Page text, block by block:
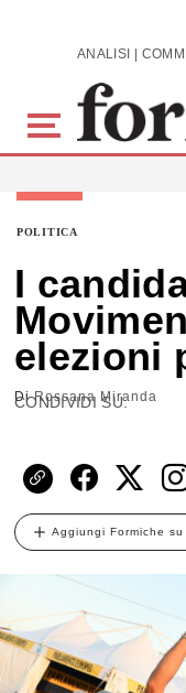
Skip to main content
POLITICA
I
elezioni
DiRossana Miranda
CONDIVIDI SU:
Aggiungi Formiche su